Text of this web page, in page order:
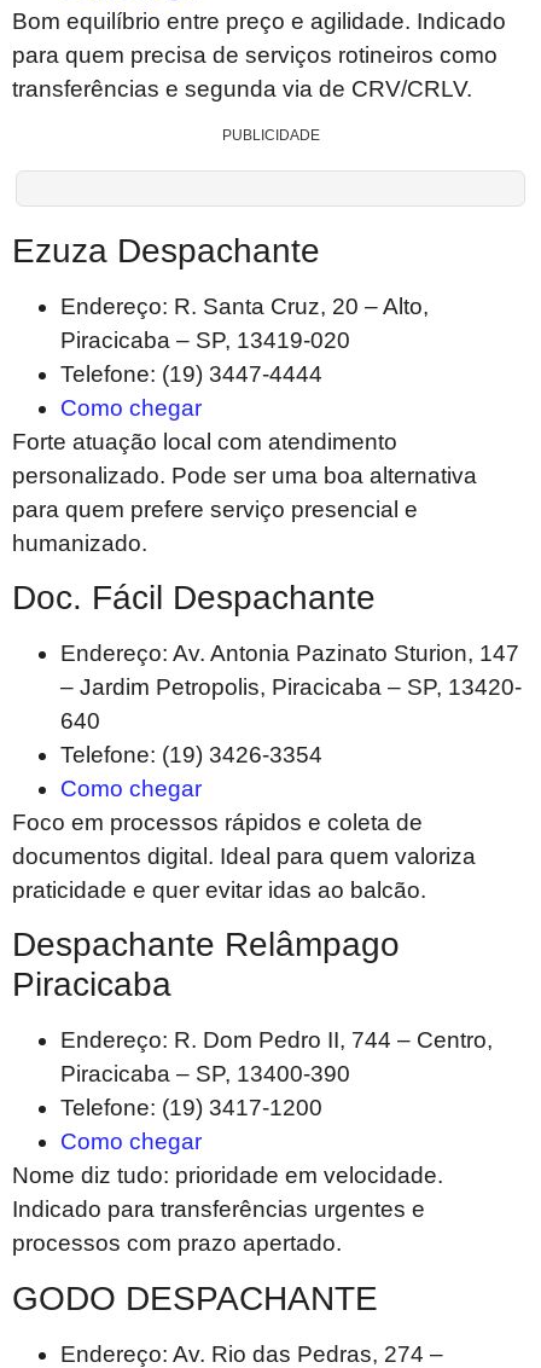
Bom equilíbrio entre preço e agilidade. Indicado
para quem precisa de serviços rotineiros como
transferências e segunda via de CRV/CRLV.
PUBLICIDADE
Ezuza Despachante
Endereço: R. Santa Cruz, 20 – Alto,
Piracicaba – SP, 13419-020
Telefone: (19) 3447-4444
Como chegar
Forte atuação local com atendimento
personalizado. Pode ser uma boa alternativa
para quem prefere serviço presencial e
humanizado.
Doc. Fácil Despachante
Endereço: Av. Antonia Pazinato Sturion, 147
– Jardim Petropolis, Piracicaba – SP, 13420-
640
Telefone: (19) 3426-3354
Como chegar
Foco em processos rápidos e coleta de
documentos digital. Ideal para quem valoriza
praticidade e quer evitar idas ao balcão.
Despachante Relâmpago
Piracicaba
Endereço: R. Dom Pedro II, 744 – Centro,
Piracicaba – SP, 13400-390
Telefone: (19) 3417-1200
Como chegar
Nome diz tudo: prioridade em velocidade.
Indicado para transferências urgentes e
processos com prazo apertado.
GODO DESPACHANTE
Endereço: Av. Rio das Pedras, 274 –